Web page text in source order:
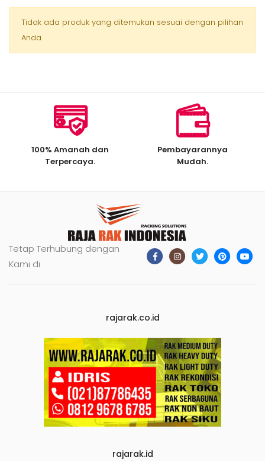
Tidak ada produk yang ditemukan sesuai dengan pilihan
Anda.
100% Amanah dan
Terpercaya.
Pembayarannya
Mudah.
Tetap Terhubung dengan
Kami di
rajarak.co.id
rajarak.id